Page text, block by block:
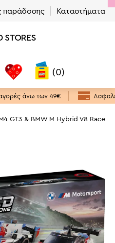
παράδοσης Καταστήματα
STORES
(0)
άνω των 49€
GT3 & BMW M Hybrid V8 Race